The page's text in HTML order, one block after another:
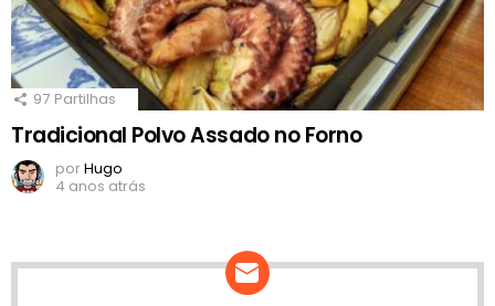
97 Partilhas
Tradicional Polvo Assado no Forno
porHugo
4 anos atrás